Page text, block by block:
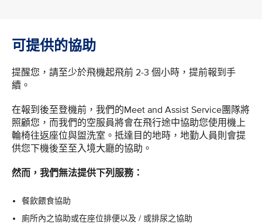
可提供的協助
提醒您，請至少於飛機起飛前 2-3 個小時，提前報到手
續。
在報到後至登機前，我們的Meet and Assist Service團隊將
照顧您，而我們的空服員將會在飛行途中協助您使用機上
輪椅往返座位與盥洗室。抵達目的地時，地勤人員則會提
供您下機後至至入境大廳的協助。
然而，我們無法提供下列服務：
餐飲餵食協助
廁所內之協助或在座位排便以及 / 或排尿之協助